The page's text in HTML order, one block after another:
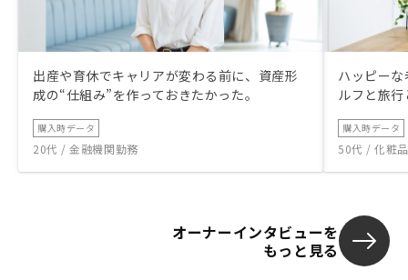
出産や育休でキャリアが変わる前に、資産形
成の“仕組み”を作っておきたかった。
購入時データ
20代 / 金融機関勤務
ハッピー
ルフと旅
購入時データ
50代 / 化粧
オーナーインタビューを
もっと見る